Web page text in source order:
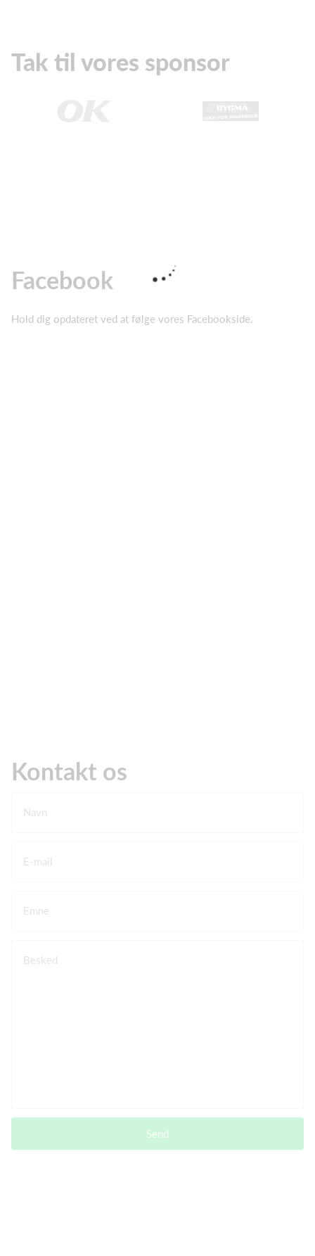
Tak til vores sponsor
Facebook
Hold dig opdateret ved at følge vores Facebookside.
Kontakt os
Navn
E-mail
Emne
Besked
Send